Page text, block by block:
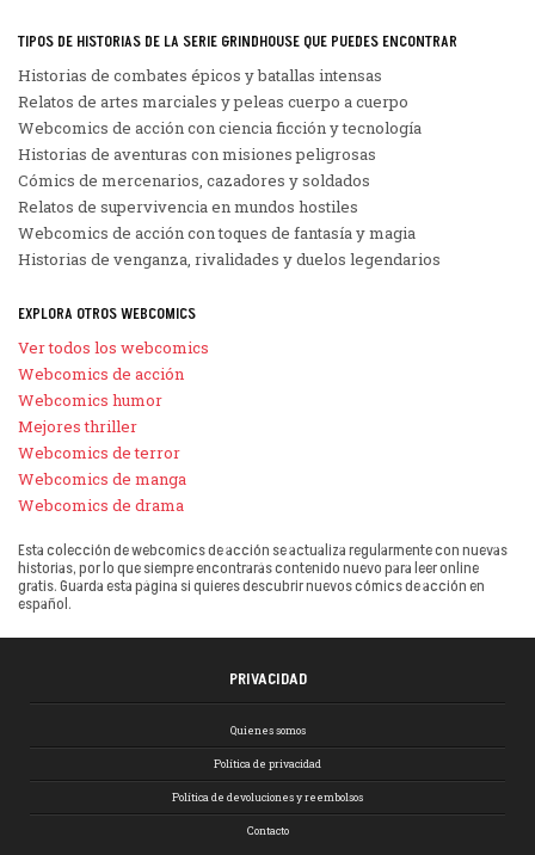
TIPOS DE HISTORIAS DE LA SERIE GRINDHOUSE QUE PUEDES ENCONTRAR
Historias de combates épicos y batallas intensas
Relatos de artes marciales y peleas cuerpo a cuerpo
Webcomics de acción con ciencia ficción y tecnología
Historias de aventuras con misiones peligrosas
Cómics de mercenarios, cazadores y soldados
Relatos de supervivencia en mundos hostiles
Webcomics de acción con toques de fantasía y magia
Historias de venganza, rivalidades y duelos legendarios
EXPLORA OTROS WEBCOMICS
Ver todos los webcomics
Webcomics de acción
Webcomics humor
Mejores thriller
Webcomics de terror
Webcomics de manga
Webcomics de drama
Esta colección de webcomics de acción se actualiza regularmente con nuevas
historias, por lo que siempre encontrarás contenido nuevo para leer online
gratis. Guarda esta página si quieres descubrir nuevos cómics de acción en
español.
PRIVACIDAD
Quienes somos
Política de privacidad
Política de devoluciones y reembolsos
Contacto